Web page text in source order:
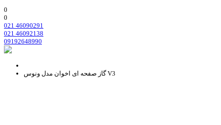
0
0
021 46090291
021 46092138
09192648990
گاز صفحه ای اخوان مدل ونوس V3